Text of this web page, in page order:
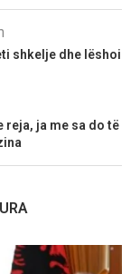
shkelje dhe lëshoi
reja, ja me sa do të